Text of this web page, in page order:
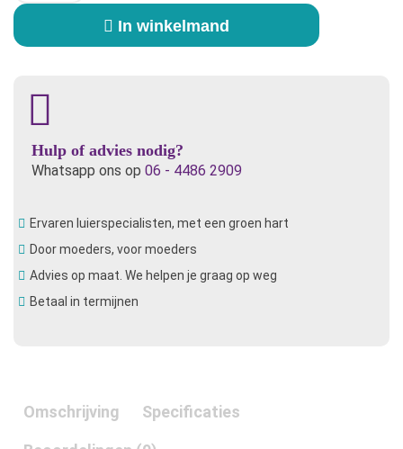
Wrap
-
In winkelmand
Hulp of advies nodig?
Whatsapp ons op 06 - 4486 2909
Ervaren luierspecialisten, met een groen hart
Door moeders, voor moeders
Advies op maat. We helpen je graag op weg
Betaal in termijnen
Omschrijving Specificaties